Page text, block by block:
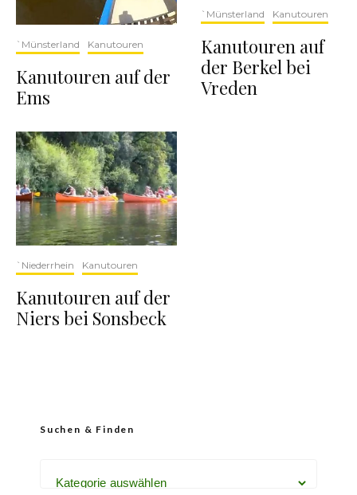
`Münsterland Kanutouren
Kanutouren auf der
Ems
`Niederrhein Kanutouren
Kanutouren auf der
Niers bei Sonsbeck
`Münsterland Kanutouren
Kanutouren auf
der Berkel bei
Vreden
Suchen & Finden